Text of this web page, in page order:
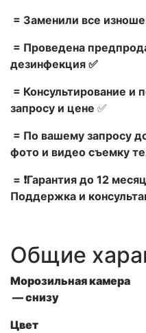
= Заменили все
= Проведена
дезинфекция ✅
= Консультирование и
запросу и цене ✅
= По вашему запросу
фото и видео съемку
= ❗Гарантия до 12
Поддержка и
Общие
Морозильная камера
— снизу
Цвет